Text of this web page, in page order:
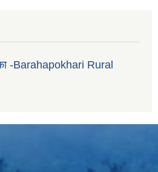
-Barahapokhari Rural